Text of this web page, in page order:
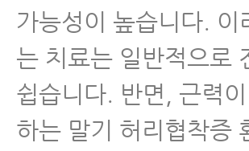
가능성이 높습니다.
는 치료는 일반적으로
쉽습니다. 반면, 근력
하는 말기 허리협착증